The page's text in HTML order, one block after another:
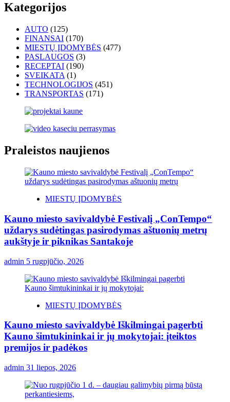
Kategorijos
AUTO (125)
FINANSAI (170)
MIESTŲ ĮDOMYBĖS (477)
PASLAUGOS (3)
RECEPTAI (190)
SVEIKATA (1)
TECHNOLOGIJOS (451)
TRANSPORTAS (171)
Praleistos naujienos
MIESTŲ ĮDOMYBĖS
Kauno miesto savivaldybė Festivalį „ConTempo“
uždarys sudėtingas pasirodymas aštuonių metrų
aukštyje ir piknikas Santakoje
admin 5 rugpjūčio, 2026
MIESTŲ ĮDOMYBĖS
Kauno miesto savivaldybė Iškilmingai pagerbti
Kauno šimtukininkai ir jų mokytojai: įteiktos
premijos ir padėkos
admin 31 liepos, 2026